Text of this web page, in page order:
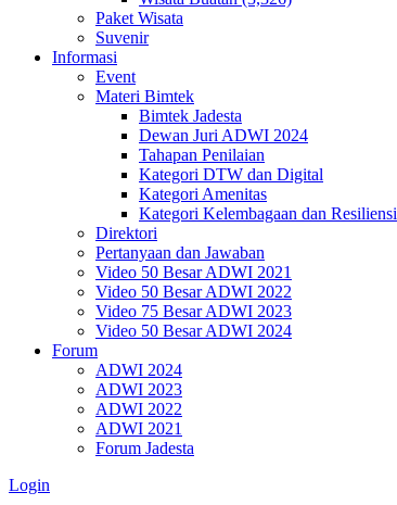
Paket Wisata
Suvenir
Informasi
Event
Materi Bimtek
Bimtek Jadesta
Dewan Juri ADWI 2024
Tahapan Penilaian
Kategori DTW dan Digital
Kategori Amenitas
Kategori Kelembagaan dan Resiliensi
Direktori
Pertanyaan dan Jawaban
Video 50 Besar ADWI 2021
Video 50 Besar ADWI 2022
Video 75 Besar ADWI 2023
Video 50 Besar ADWI 2024
Forum
ADWI 2024
ADWI 2023
ADWI 2022
ADWI 2021
Forum Jadesta
Login